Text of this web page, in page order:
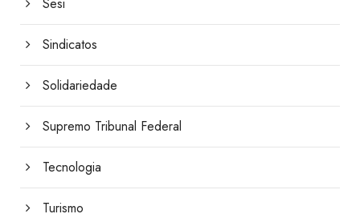
Sindicatos
Solidariedade
Supremo Tribunal Federal
Tecnologia
Turismo